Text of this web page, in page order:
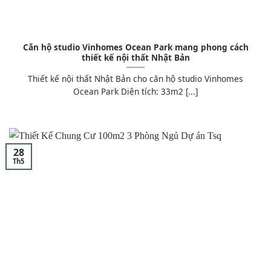
Căn hộ studio Vinhomes Ocean Park mang phong cách
thiết kế nội thất Nhật Bản
Thiết kế nội thất Nhật Bản cho căn hộ studio Vinhomes
Ocean Park Diện tích: 33m2 [...]
28
Th5